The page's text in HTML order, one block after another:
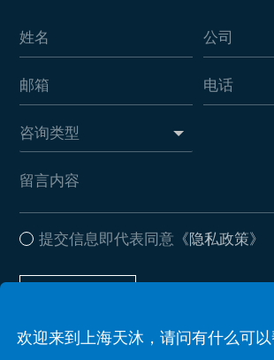
提交信息即代表同意 《隐私政策》
欢迎来到上海天沐，请问有什么可以